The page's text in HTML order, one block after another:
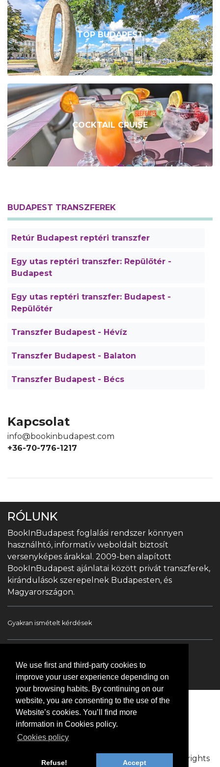
We use first and third-party cookies to
improve your user experience depending on
your browsing habits. By continuing on our
website, you are consenting to the use of the
Website’s cookies. You’ll find more
information in Cookies policy.
Cookies policy
Refuse! Accept
TOP BUDAPEST
COCKTAIL CRUISE
BUDAPEST TRANSZFEREK
Retúr Budapest reptéri transzfer
Egy utas reptéri transzfer: Repülőtér -
Budapest
Egy utas reptéri transzfer: Budapest -
Repülőtér
Transzfer Budapest - Hévíz
Transzfer Budapest - Balaton
Transzfer Budapest - Bécs
Kapcsolat
info@bookinbudapest.com
+36-70-776-1217
RÓLUNK
BookInBudapest foglalási rendszer könnyen
használhtó, informatív weboldalt biztosít
versenyképes árakkal. 2009-ben alapított
BookInBudapest ajánlatai között privát transzferek,
kirándulások szerepelnek Budapesten, és
Magyarországon.
Gyakran ismételt kérdések
Túrák & Kirándulások Transzfer Kapcsolat
Copyright © 2009-2026 BookinBudapest | All rights